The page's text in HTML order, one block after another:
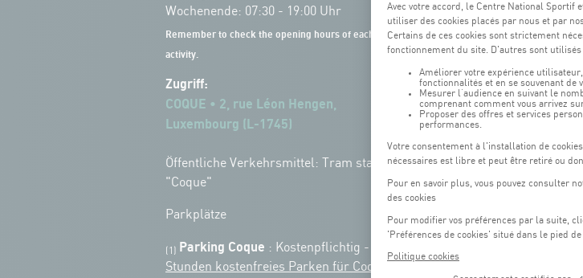
Wochenende: 07:30 - 19:00 Uhr
Remember to check the opening hours of each
activity.
Zugriff:
COQUE • 2, rue Léon Hengen,
Luxembourg (L-1745)
Öffentliche Verkehrsmittel: Tram station
"Coque"
Parkplätze
(1) Parking Coque : Kostenpflichtig -
Stunden kostenfreies Parken für Coque